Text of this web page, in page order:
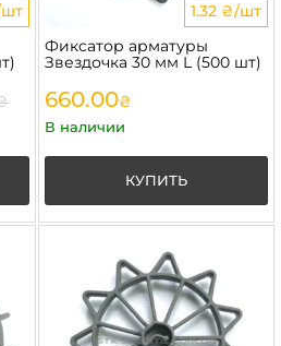
шт
1.32 ₴/шт
Фиксатор арматуры
Звездочка 30 мм L (500 шт)
660.00₴
В наличии
КУПИТЬ